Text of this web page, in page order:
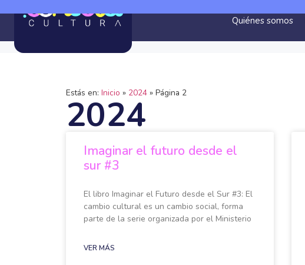
Quiénes somos
Estás en: Inicio » 2024 » Página 2
2024
Imaginar el futuro desde el
sur #3
El libro Imaginar el Futuro desde el Sur #3: El
cambio cultural es un cambio social, forma
parte de la serie organizada por el Ministerio
VER MÁS